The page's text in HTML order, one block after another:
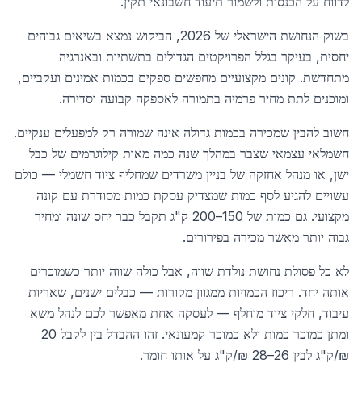
בשוק הנחושת הישראלי של 2026, הביקוש נמצא בשיאים גבוהים
יחסית, בעיקר בגלל הפרויקטים הגדולים בתשתיות ובאנרגיה
מתחדשת. קונים מקצועיים מחפשים ספקים בכמות אמינים ועקביים,
ומוכנים לתת מחיר פרמיה בתמורה לאספקה קבועה וסדירה.
חשוב להבין שמכירה בכמות גדולה אינה שמורה רק למפעלים ענקיים.
חשמלאי עצמאי שצבר במהלך שנה כמה מאות קילוגרמים של כבל
ישן, או מנהל אחזקה של בניין משרדים שמחליף ציוד חשמלי — כולם
עשויים להגיע לסף כמות שמצדיק עסקת כמות מסודרת עם קונה
מקצועי. גם כמות של 150–200 ק"ג תקבל כבר יחס שונה ומחיר
גבוה יותר מאשר מכירה בפירורים.
לא כל פסולת נחושת נולדת שווה, אבל כולה שווה יותר כשמוכרים
אותה יחד. ריכוז הכמויות ממגוון מקורות — כבלים ישנים, שאריות
עיבוד, חלקי ציוד מוחלף — לעסקה אחת מאפשר לכם לנהל משא
ומתן כמוכר כמות ולא כמוכר קמעונאי. זהו ההבדל בין לקבל 20
₪/ק"ג לבין 26–28 ₪/ק"ג על אותו חומר.